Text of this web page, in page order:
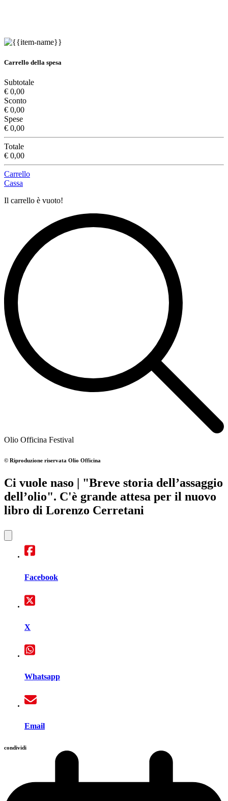
Carrello della spesa
Subtotale
€ 0,00
Sconto
€ 0,00
Spese
€ 0,00
Totale
€ 0,00
Carrello
Cassa
Il carrello è vuoto!
Olio Officina Festival
© Riproduzione riservata Olio Officina
Ci vuole naso | "Breve storia dell’assaggio
dell’olio". C'è grande attesa per il nuovo
libro di Lorenzo Cerretani
Facebook
X
Whatsapp
Email
condividi